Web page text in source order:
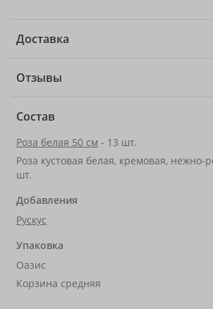
Доставка
Отзывы
Состав
Роза белая 50 см - 13 шт.
Роза кустовая белая, кремовая, нежно-
шт.
Добавления
Рускус
Упаковка
Оазис
Корзина средняя